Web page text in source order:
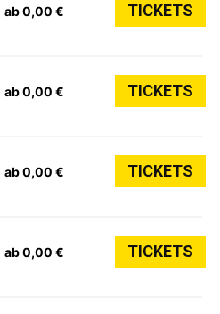
ab 0,00 € TICKETS
ab 0,00 € TICKETS
ab 0,00 € TICKETS
ab 0,00 € TICKETS